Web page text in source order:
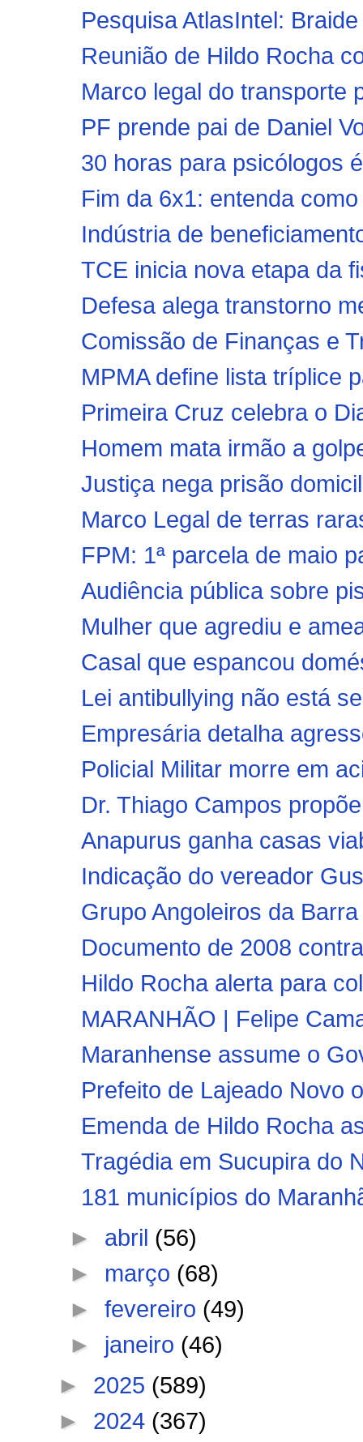
Pesquisa AtlasIntel:
Reunião de Hildo Rocha
Marco legal do transporte
PF prende pai de Daniel
30 horas para psicólogos
Fim da 6x1: entenda
Indústria de
TCE inicia nova etapa da
Defesa alega transtorno
Comissão de Finanças e
MPMA define lista tríplice
Primeira Cruz celebra o
Homem mata irmão a
Justiça nega prisão
Marco Legal de terras
FPM: 1ª parcela de maio
Audiência pública sobre
Mulher que agrediu e
Casal que espancou
Lei antibullying não está
Empresária detalha
Policial Militar morre em
Dr. Thiago Campos
Anapurus ganha casas
Indicação do vereador
Grupo Angoleiros da
Documento de 2008
Hildo Rocha alerta para
MARANHÃO | Felipe
Maranhense assume o
Prefeito de Lajeado Novo
Emenda de Hildo Rocha
Tragédia em Sucupira do
181 municípios do
► abril (56)
► março (68)
►fevereiro (49)
► janeiro (46)
► 2025 (589)
► 2024 (367)